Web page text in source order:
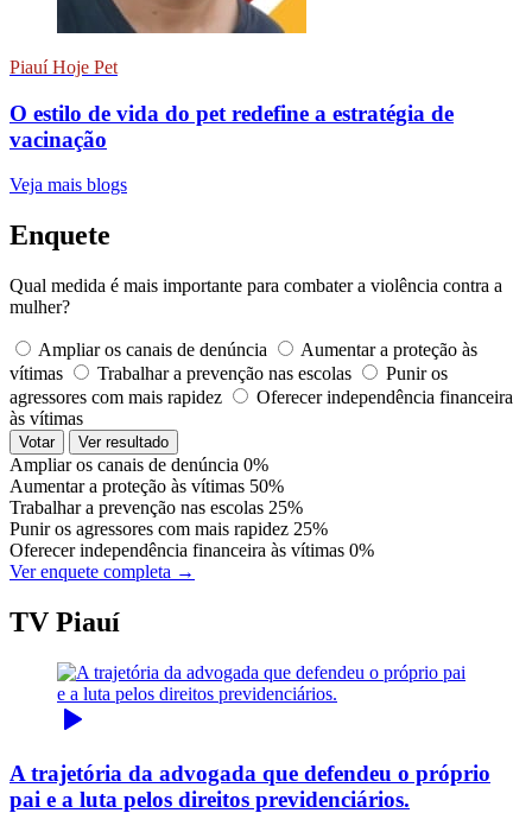
Piauí Hoje Pet
O estilo de vida do pet redefine a estratégia de
vacinação
Veja mais blogs
Enquete
Qual medida é mais importante para combater a violência contra a
mulher?
Ampliar os canais de denúncia
Aumentar a proteção às
vítimas
Trabalhar a prevenção nas escolas
Punir os
agressores com mais rapidez
Oferecer independência financeira
às vítimas
Votar Ver resultado
Ampliar os canais de denúncia 0%
Aumentar a proteção às vítimas 50%
Trabalhar a prevenção nas escolas 25%
Punir os agressores com mais rapidez 25%
Oferecer independência financeira às vítimas 0%
Ver enquete completa →
TV Piauí
A trajetória da advogada que defendeu o próprio
pai e a luta pelos direitos previdenciários.